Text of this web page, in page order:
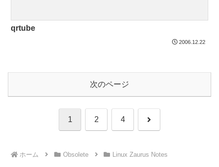
qrtube
2006.12.22
次のページ
1 2 4 次
ホーム Obsolete Linux Zaurus Notes